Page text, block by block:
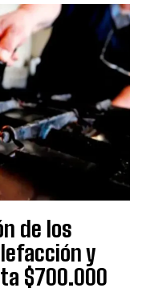
de los
y
$700.000